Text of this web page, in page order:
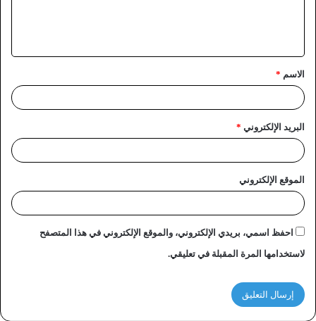
الاسم *
البريد الإلكتروني *
الموقع الإلكتروني
احفظ اسمي، بريدي الإلكتروني، والموقع الإلكتروني في هذا المتصفح
لاستخدامها المرة المقبلة في تعليقي.